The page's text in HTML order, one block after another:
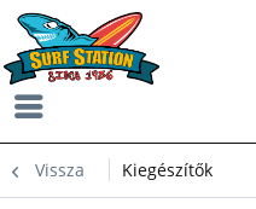
Vissza Kiegészítők